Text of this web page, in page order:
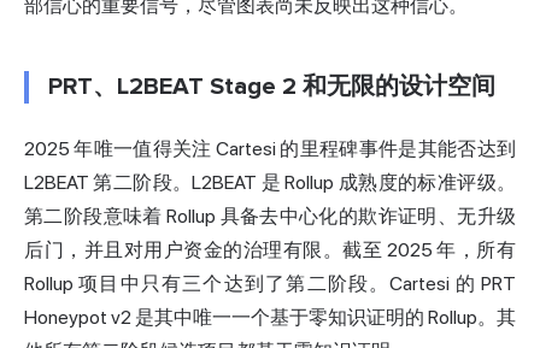
部信心的重要信号，尽管图表尚未反映出这种信心。
PRT、L2BEAT Stage 2 和无限的设计空间
2025 年唯一值得关注 Cartesi 的里程碑事件是其能否达到
L2BEAT 第二阶段。L2BEAT 是 Rollup 成熟度的标准评级。
第二阶段意味着 Rollup 具备去中心化的欺诈证明、无升级
后门，并且对用户资金的治理有限。截至 2025 年，所有
Rollup 项目中只有三个达到了第二阶段。Cartesi 的 PRT
Honeypot v2 是其中唯一一个基于零知识证明的 Rollup。其